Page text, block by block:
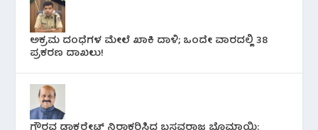
ಅಕ್ರಮ ದಂಧೆಗಳ ಮೇಲೆ ಖಾಕಿ ದಾಳಿ; ಒಂದೇ ವಾರದಲ್ಲಿ 38
ಪ್ರಕರಣ ದಾಖಲು!